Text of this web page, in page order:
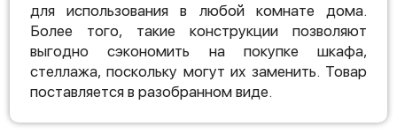
для использования в любой комнате дома.
Более того, такие конструкции позволяют
выгодно сэкономить на покупке шкафа,
стеллажа, поскольку могут их заменить. Товар
поставляется в разобранном виде.